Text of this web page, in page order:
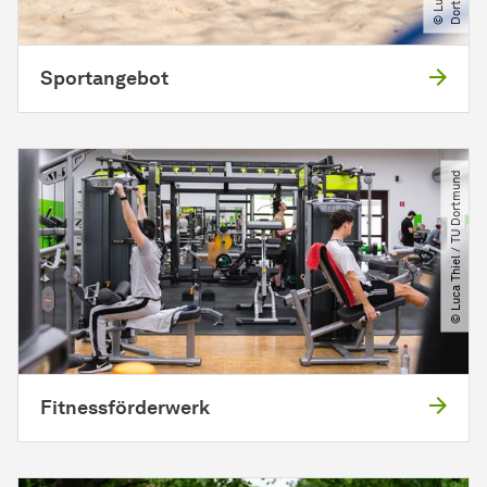
Sportangebot
© Luca Thiel ​/​ TU Dortmund
Fitnessförderwerk